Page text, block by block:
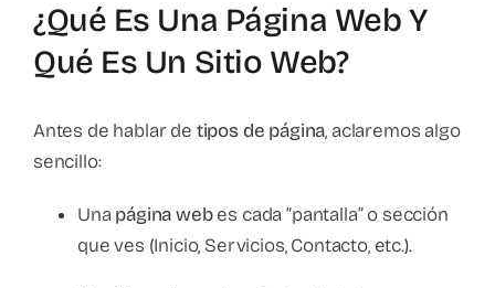
¿Qué Es Una Página Web Y
Qué Es Un Sitio Web?
Antes de hablar de tipos de página, aclaremos algo
sencillo:
Unapágina webes cada “pantalla” o sección
que ves (Inicio, Servicios, Contacto, etc.).